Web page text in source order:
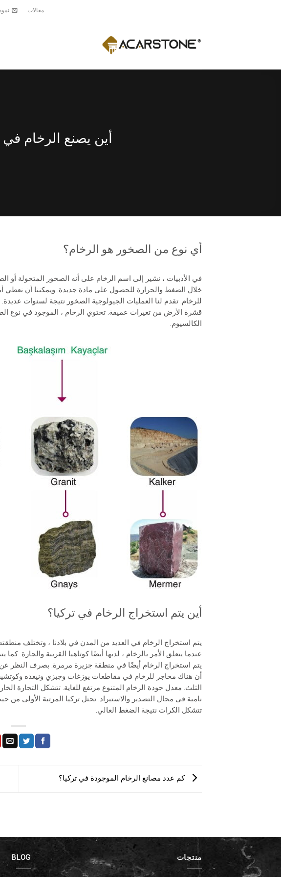
مقالات
أين يصنع الرخام
أي نوع من الصخور هو الرخام؟
في الأدبيات ، نشير إلى اسم الرخام على أنه الصخور المتحولة أو
خلال الضغط والحرارة للحصول على مادة جديدة. ويمكننا أن
للرخام. تقدم لنا العمليات الجيولوجية الصخور نتيجة لسنوات
قشرة الأرض من تغيرات عميقة. تحتوي الرخام ، الموجود في نوع
الكالسيوم.
أين يتم استخراج الرخام في تركيا؟
يتم استخراج الرخام في العديد من المدن في بلادنا ، وتختلف
عندما يتعلق الأمر بالرخام ، لديها أيضًا كوتاهيا القريبة والجارة.
يتم استخراج الرخام أيضًا في منطقة جزيرة مرمرة. بصرف النظر
أن هناك محاجر للرخام في مقاطعات يوزغات وجبزي ونيغده
الثلث. معدل جودة الرخام المتنوع مرتفع للغاية. تتشكل التجارة
نامية في مجال التصدير والاستيراد. تحتل تركيا المرتبة الأولى من
تتشكل الكرات نتيجة الضغط العالي.
كم عدد مصانع الرخام الموجودة في تركيا؟
منتجات BLOG